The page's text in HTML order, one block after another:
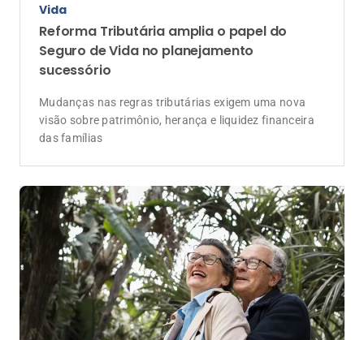
Vida
Reforma Tributária amplia o papel do
Seguro de Vida no planejamento
sucessório
Mudanças nas regras tributárias exigem uma nova
visão sobre patrimônio, herança e liquidez financeira
das famílias